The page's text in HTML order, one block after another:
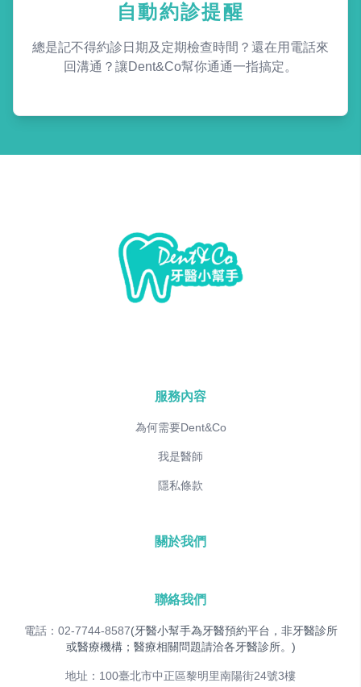
自動約診提醒
總是記不得約診日期及定期檢查時間？還在用電話來
回溝通？讓Dent&Co幫你通通一指搞定。
服務內容
為何需要Dent&Co
我是醫師
隱私條款
關於我們
聯絡我們
電話：02-7744-8587(牙醫小幫手為牙醫預約平台，非牙醫診所
或醫療機構；醫療相關問題請洽各牙醫診所。)
地址：100臺北市中正區黎明里南陽街24號3樓